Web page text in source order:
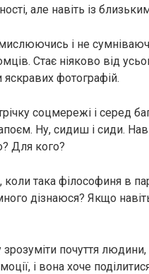
але навіть із
і не
Стає ніяково від
фотографій.
соцмережі і серед
Ну, сидиш і сиди.
Для кого?
така філософиня в
дізнаюся? Якщо
почуття
і вона хоче